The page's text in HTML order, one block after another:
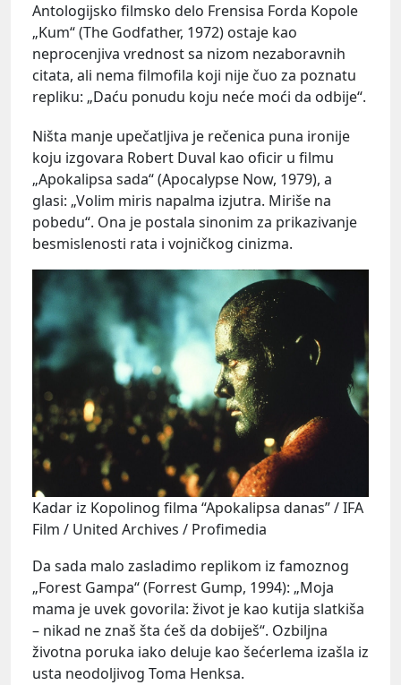
Antologijsko filmsko delo Frensisa Forda Kopole
„Kum“ (The Godfather, 1972) ostaje kao
neprocenjiva vrednost sa nizom nezaboravnih
citata, ali nema filmofila koji nije čuo za poznatu
repliku: „Daću ponudu koju neće moći da odbije“.
Ništa manje upečatljiva je rečenica puna ironije
koju izgovara Robert Duval kao oficir u filmu
„Apokalipsa sada“ (Apocalypse Now, 1979), a
glasi: „Volim miris napalma izjutra. Miriše na
pobedu“. Ona je postala sinonim za prikazivanje
besmislenosti rata i vojničkog cinizma.
Kadar iz Kopolinog filma “Apokalipsa danas” / IFA
Film / United Archives / Profimedia
Da sada malo zasladimo replikom iz famoznog
„Forest Gampa“ (Forrest Gump, 1994): „Moja
mama je uvek govorila: život je kao kutija slatkiša
– nikad ne znaš šta ćeš da dobiješ“. Ozbiljna
životna poruka iako deluje kao šećerlema izašla iz
usta neodoljivog Toma Henksa.